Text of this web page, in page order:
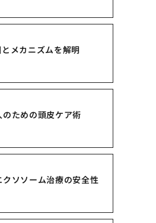
メカニズムを解明
ための頭皮ケア術
ソソーム治療の安全性